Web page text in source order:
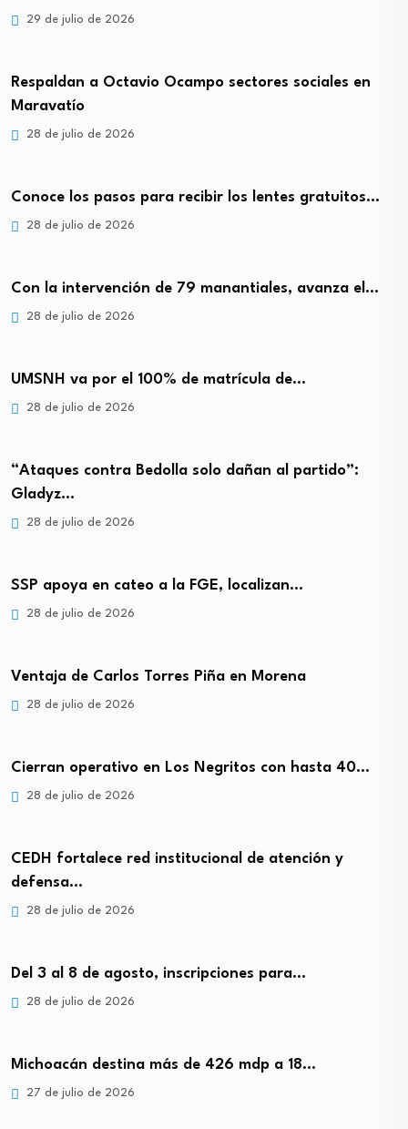
29 de julio de 2026
Respaldan a Octavio Ocampo sectores sociales en
Maravatío
28 de julio de 2026
Conoce los pasos para recibir los lentes gratuitos…
28 de julio de 2026
Con la intervención de 79 manantiales, avanza el…
28 de julio de 2026
UMSNH va por el 100% de matrícula de…
28 de julio de 2026
“Ataques contra Bedolla solo dañan al partido”:
Gladyz…
28 de julio de 2026
SSP apoya en cateo a la FGE, localizan…
28 de julio de 2026
Ventaja de Carlos Torres Piña en Morena
28 de julio de 2026
Cierran operativo en Los Negritos con hasta 40…
28 de julio de 2026
CEDH fortalece red institucional de atención y
defensa…
28 de julio de 2026
Del 3 al 8 de agosto, inscripciones para…
28 de julio de 2026
Michoacán destina más de 426 mdp a 18…
27 de julio de 2026